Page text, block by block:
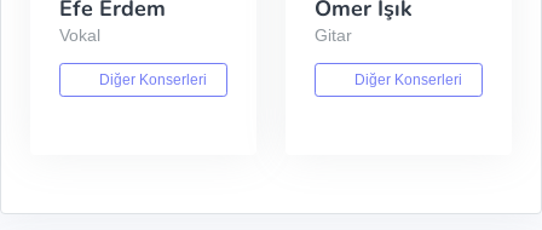
Efe Erdem
Vokal
Diğer Konserleri
Ömer Işık
Gitar
Diğer Konserleri